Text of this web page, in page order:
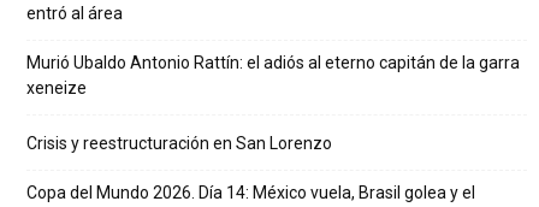
entró al área
Murió Ubaldo Antonio Rattín: el adiós al eterno capitán de la garra
xeneize
Crisis y reestructuración en San Lorenzo
Copa del Mundo 2026. Día 14: México vuela, Brasil golea y el